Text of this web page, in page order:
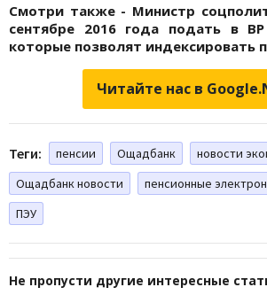
Смотри также - Министр
сентябре 2016 года подать в ВР
которые позволят индексировать
Читайте нас в
Теги: пенсии Ощадбанк
новости
Ощадбанк новости
пенсионные
ПЭУ
Не пропусти другие интересные